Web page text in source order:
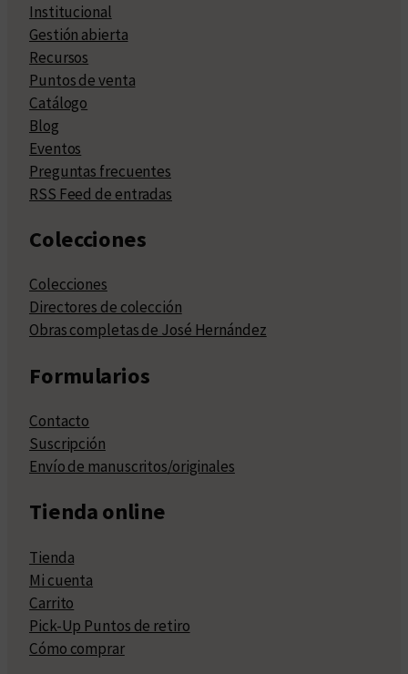
Institucional
Gestión abierta
Recursos
Puntos de venta
Catálogo
Blog
Eventos
Preguntas frecuentes
RSS Feed de entradas
Colecciones
Colecciones
Directores de colección
Obras completas de José Hernández
Formularios
Contacto
Suscripción
Envío de manuscritos/originales
Tienda online
Tienda
Mi cuenta
Carrito
Pick-Up Puntos de retiro
Cómo comprar